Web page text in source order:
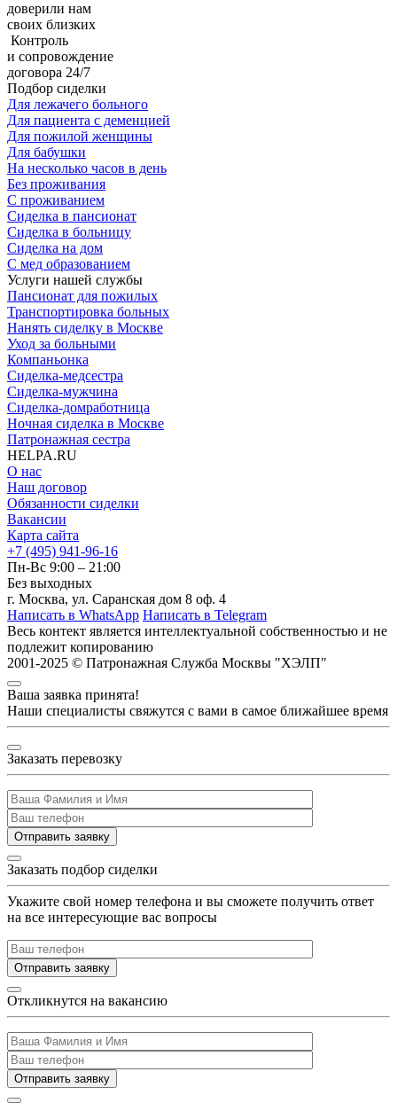
доверили нам
своих близких
Контроль
и сопровождение
договора 24/7
Подбор сиделки
Для лежачего больного
Для пациента с деменцией
Для пожилой женщины
Для бабушки
На несколько часов в день
Без проживания
С проживанием
Сиделка в пансионат
Сиделка в больницу
Сиделка на дом
С мед образованием
Услуги нашей службы
Пансионат для пожилых
Транспортировка больных
Нанять сиделку в Москве
Уход за больными
Компаньонка
Сиделка-медсестра
Сиделка-мужчина
Сиделка-домработница
Ночная сиделка в Москве
Патронажная сестра
HELPA.RU
О нас
Наш договор
Обязанности сиделки
Вакансии
Карта сайта
+7 (495) 941-96-16
Пн-Вс 9:00 – 21:00
Без выходных
г. Москва, ул. Саранская дом 8 оф. 4
Написать в WhatsApp Написать в Telegram
Весь контект является интеллектуальной собственностью и не
подлежит копированию
2001-2025 © Патронажная Служба Москвы "ХЭЛП"
Ваша заявка принята!
Наши специалисты свяжутся с вами в самое ближайшее время
Заказать перевозку
Отправить заявку
Заказать подбор сиделки
Укажите свой номер телефона и вы сможете получить ответ
на все интересующие вас вопросы
Отправить заявку
Откликнутся на вакансию
Отправить заявку